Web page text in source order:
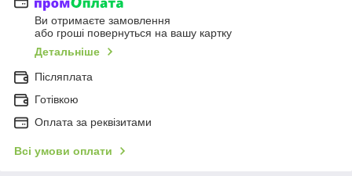
Ви отримаєте замовлення
або гроші повернуться на вашу картку
Детальніше
Післяплата
Готівкою
Оплата за реквізитами
Всі умови оплати